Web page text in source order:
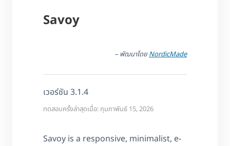
Savoy
– พัฒนาโดยNordicMade
เวอร์ชัน 3.1.4
ทดสอบครั้งล่าสุดเมื่อ: กุมภาพันธ์ 15, 2026
Savoy is a responsive, minimalist, e-